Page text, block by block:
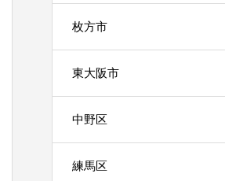
枚方市
東大阪市
中野区
練馬区